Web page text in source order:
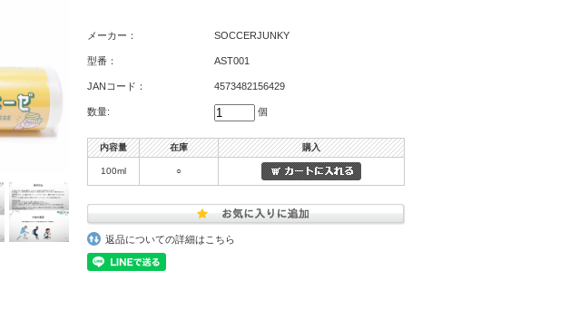
メーカー： SOCCERJUNKY
型番： AST001
JANコード： 4573482156429
数量: 個
内容量 在庫 購入
100ml ○
返品についての詳細はこちら